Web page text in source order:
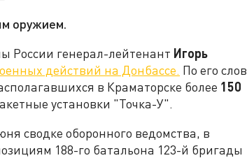
оружием.
России генерал-лейтенант Игорь
действий на Донбассе. По его
в Краматорске более 150
установки "Точка-У".
сводке оборонного ведомства, в
188-го батальона 123-й бригады